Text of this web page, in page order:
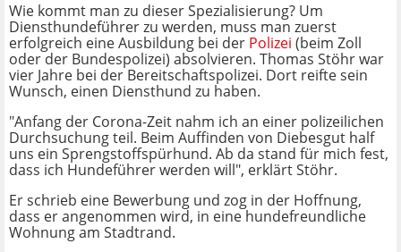
Wie kommt man zu dieser Spezialisierung? Um
Diensthundeführer zu werden, muss man zuerst
erfolgreich eine Ausbildung bei der Polizei (beim Zoll
oder der Bundespolizei) absolvieren. Thomas Stöhr war
vier Jahre bei der Bereitschaftspolizei. Dort reifte sein
Wunsch, einen Diensthund zu haben.
"Anfang der Corona-Zeit nahm ich an einer polizeilichen
Durchsuchung teil. Beim Auffinden von Diebesgut half
uns ein Sprengstoffspürhund. Ab da stand für mich fest,
dass ich Hundeführer werden will", erklärt Stöhr.
Er schrieb eine Bewerbung und zog in der Hoffnung,
dass er angenommen wird, in eine hundefreundliche
Wohnung am Stadtrand.